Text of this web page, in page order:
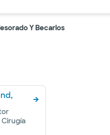
Y Becarios